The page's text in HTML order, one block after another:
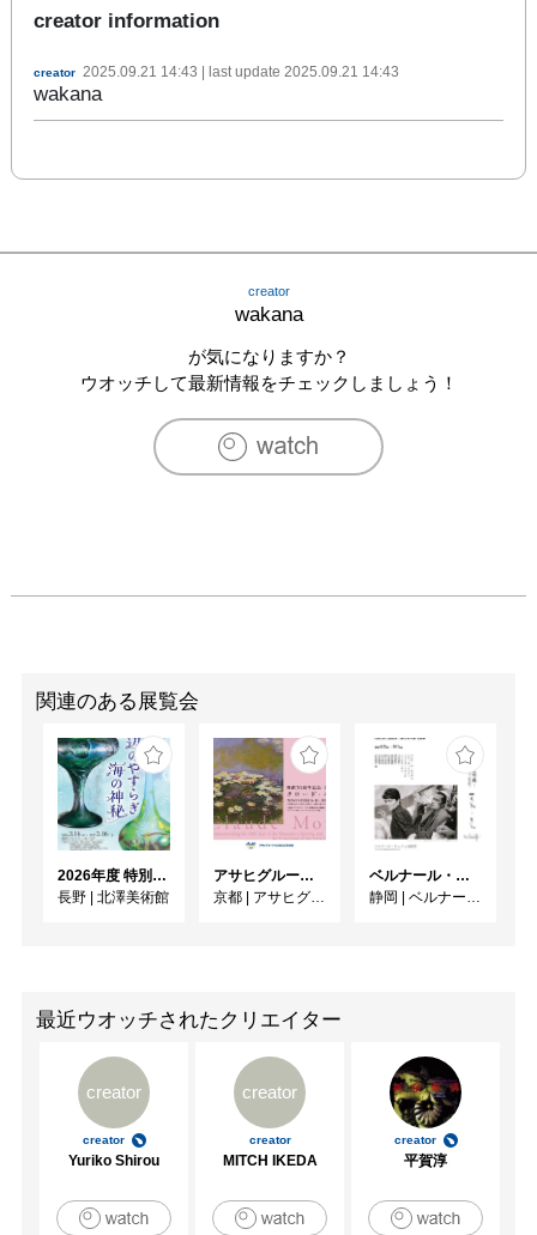
creator information
creator 2025.09.21 14:43 | last update 2025.09.21 14:43
wakana
creator
wakana
が気になりますか？
ウオッチして最新情報をチェックしましょう！
関連のある展覧会
2026年度 特別展「ガレとドーム、アール･ヌーヴォーのガラス 水辺のやすらぎ、海の神秘」
長野 | 北澤美術館
アサヒグループ大山崎山荘美術館 開館30周年記念展「没後100年 クロード・モネ」
京都 | アサヒグループ大山崎山荘美術館
ベルナール・ビュフェと写真 ーカメラがとらえたビュフェとその時代、そして21 世紀へ
静岡 | ベルナール・ビュフェ美術館
最近ウオッチされたクリエイター
creator
creator
Yuriko Shirou
creator
creator
MITCH IKEDA
creator
平賀淳